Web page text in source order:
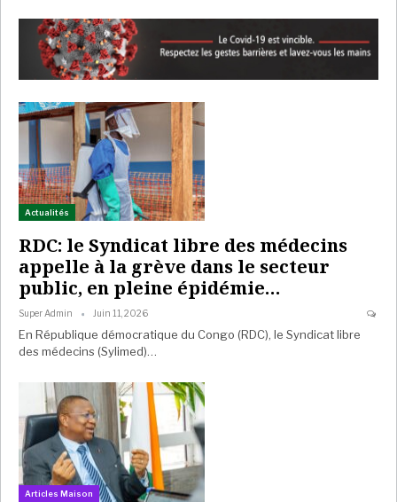
Actualités
RDC: le Syndicat libre des médecins
appelle à la grève dans le secteur
public, en pleine épidémie…
Super Admin Juin 11, 2026
En République démocratique du Congo (RDC), le Syndicat libre
des médecins (Sylimed)…
Articles Maison